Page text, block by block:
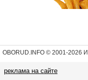
OBORUD.INFO © 2001-2026
реклама на сайте